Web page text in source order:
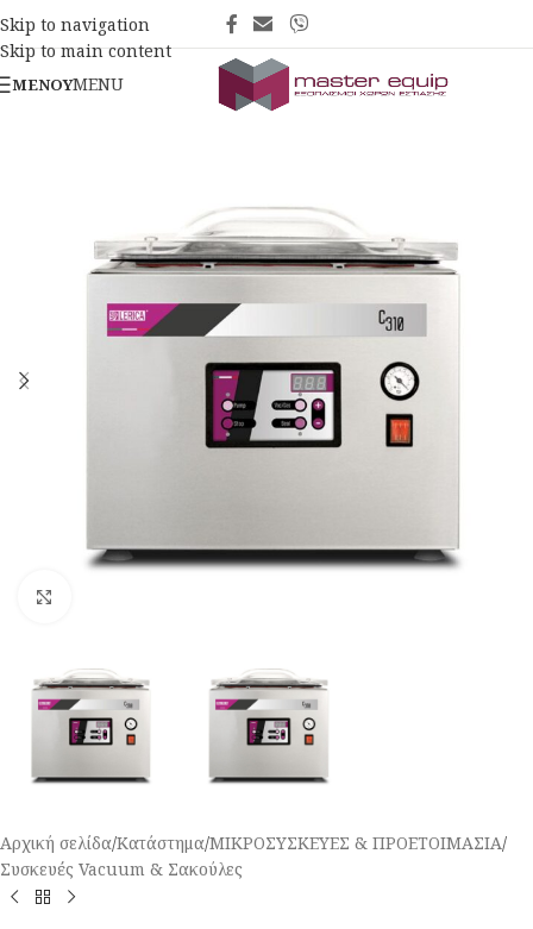
Skip to navigation
Skip to main content
ΜΕΝΟΎMENU
Αρχική σελίδα/Κατάστημα/ΜΙΚΡΟΣΥΣΚΕΥΕΣ & ΠΡΟΕΤΟΙΜΑΣΙΑ/
Συσκευές Vacuum & Σακούλες